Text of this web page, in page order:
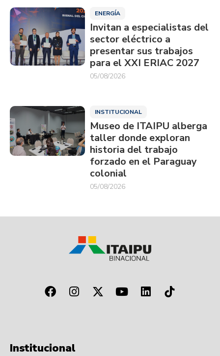
ENERGÍA
Invitan a especialistas del
sector eléctrico a
presentar sus trabajos
para el XXI ERIAC 2027
05/08/2026
INSTITUCIONAL
Museo de ITAIPU alberga
taller donde exploran
historia del trabajo
forzado en el Paraguay
colonial
05/08/2026
Institucional